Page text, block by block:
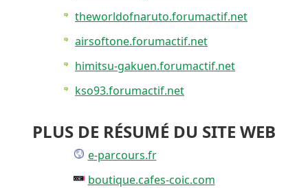
theworldofnaruto.forumactif.net
airsoftone.forumactif.net
himitsu-gakuen.forumactif.net
kso93.forumactif.net
PLUS DE RÉSUMÉ DU SITE WEB
e-parcours.fr
boutique.cafes-coic.com